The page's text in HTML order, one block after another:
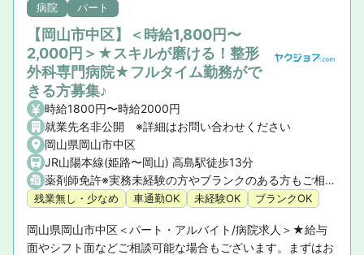
病院 パート
【岡山市中区】＜時給1,800円〜
2,000円＞★スキルが磨ける！整形
外科専門病院★フルタイム勤務がで
きる方募集♪
時給1800円〜時給2000円
就業先名非公開 ※詳細はお問い合わせください
岡山県岡山市中区
JR山陽本線(姫路〜岡山) 高島駅徒歩13分
薬剤師免許※実務未経験の方やブランクのある方もご相談ください。
残業無し・少なめ 車通勤OK 未経験OK ブランクOK
岡山県岡山市中区＜パート・アルバイト/病院求人＞★給与
面やシフト面などご相談可能な場合もございます。まずはお